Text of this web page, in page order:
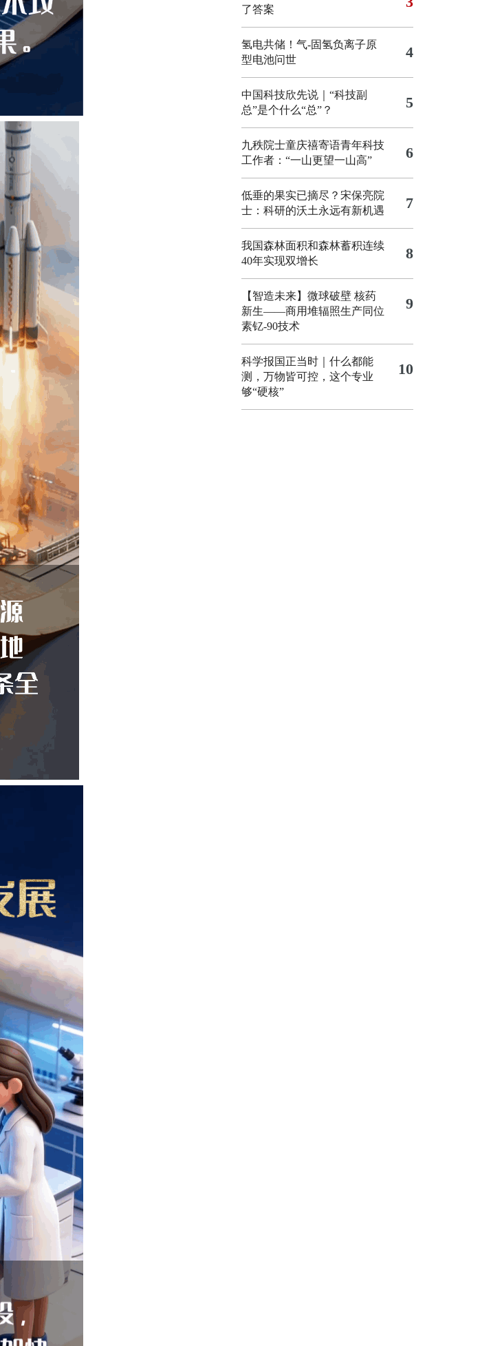
了答案
氢电共储！气-固氢负离子原
型电池问世
4
中国科技欣先说｜“科技副
总”是个什么“总”？
5
九秩院士童庆禧寄语青年科技
工作者：“一山更望一山高”
6
低垂的果实已摘尽？宋保亮院
士：科研的沃土永远有新机遇
7
我国森林面积和森林蓄积连续
40年实现双增长
8
【智造未来】微球破壁 核药
新生——商用堆辐照生产同位
素钇-90技术
9
科学报国正当时｜什么都能
测，万物皆可控，这个专业
够“硬核”
10